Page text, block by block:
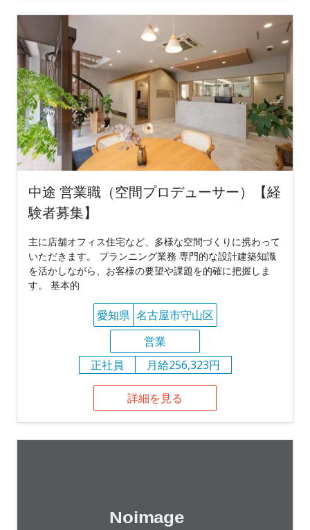
中途 営業職（空間プロデューサー）【経
験者募集】
主に店舗オフィス住宅など、多様な空間づくりに携わって
いただきます。 プランニング業務 専門的な設計建築知識
を活かしながら、お客様の要望や課題を的確に把握しま
す。 基本的
愛知県 名古屋市守山区
営業
正社員
月給256,323円
詳細を見る